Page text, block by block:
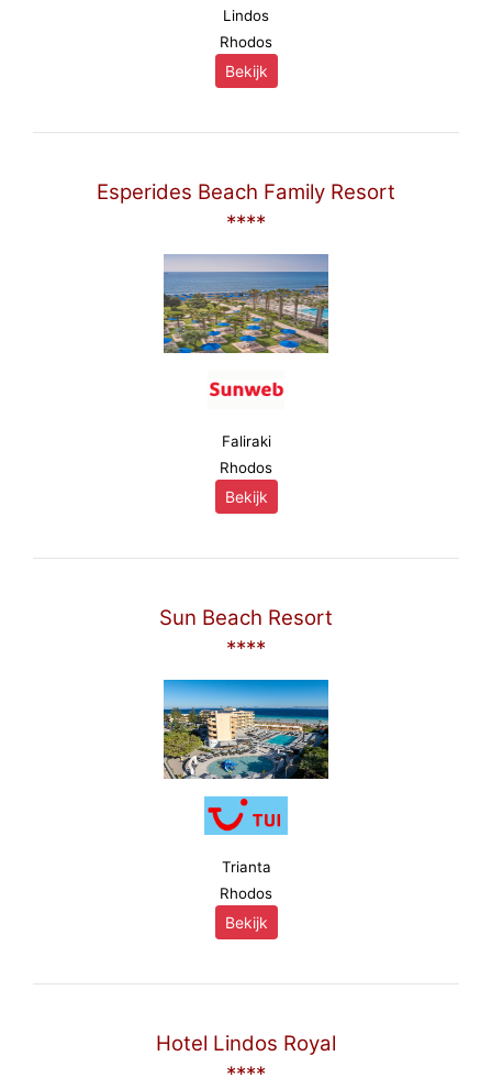
Lindos
Rhodos
Bekijk
Esperides Beach Family Resort
****
Faliraki
Rhodos
Bekijk
Sun Beach Resort
****
Trianta
Rhodos
Bekijk
Hotel Lindos Royal
****